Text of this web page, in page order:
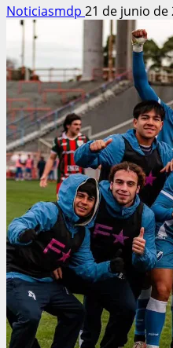
Noticiasmdp 21 de junio de